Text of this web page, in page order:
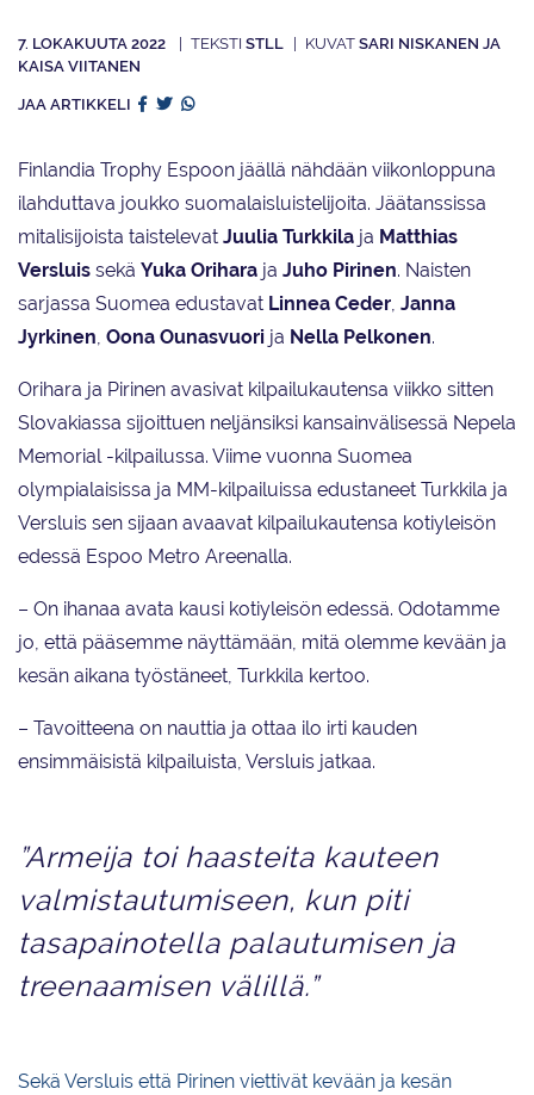
7. LOKAKUUTA 2022 STLL
SARI NISKANEN JA
KAISA VIITANEN
JAA ARTIKKELI
Finlandia Trophy Espoon jäällä nähdään viikonloppuna
ilahduttava joukko suomalaisluistelijoita. Jäätanssissa
mitalisijoista taistelevat Juulia Turkkila ja Matthias
Versluis sekä Yuka Orihara ja Juho Pirinen. Naisten
sarjassa Suomea edustavat Linnea Ceder, Janna
Jyrkinen, Oona Ounasvuori ja Nella Pelkonen.
Orihara ja Pirinen avasivat kilpailukautensa viikko sitten
Slovakiassa sijoittuen neljänsiksi kansainvälisessä Nepela
Memorial -kilpailussa. Viime vuonna Suomea
olympialaisissa ja MM-kilpailuissa edustaneet Turkkila ja
Versluis sen sijaan avaavat kilpailukautensa kotiyleisön
edessä Espoo Metro Areenalla.
– ­On ihanaa avata kausi kotiyleisön edessä. Odotamme
jo, että pääsemme näyttämään, mitä olemme kevään ja
kesän aikana työstäneet, Turkkila kertoo.
– Tavoitteena on nauttia ja ottaa ilo irti kauden
ensimmäisistä kilpailuista, Versluis jatkaa.
”Armeija toi haasteita kauteen
valmistautumiseen, kun piti
tasapainotella palautumisen ja
treenaamisen välillä.”
Sekä Versluis että Pirinen viettivät kevään ja kesän